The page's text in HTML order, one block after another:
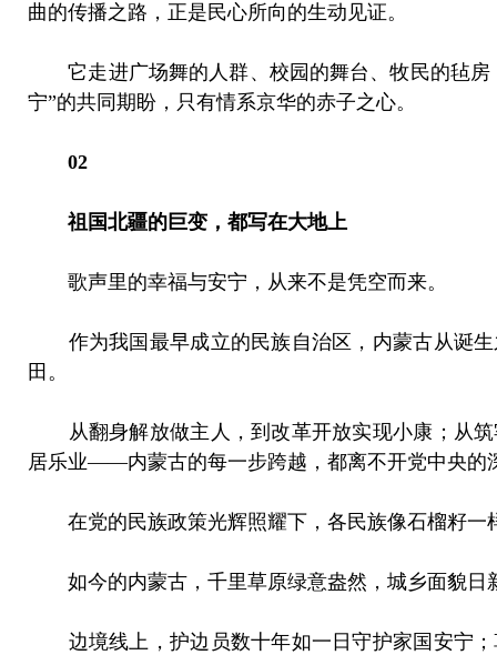
曲的传播之路，正是民心所向的生动见证。
它走进广场舞的人群、校园的舞台、牧民的毡
宁”的共同期盼，只有情系京华的赤子之心。
02
祖国北疆的巨变，都写在大地上
歌声里的幸福与安宁，从来不是凭空而来。
作为我国最早成立的民族自治区，内蒙古从诞
田。
从翻身解放做主人，到改革开放实现小康；从
居乐业——内蒙古的每一步跨越，都离不开党中央的
在党的民族政策光辉照耀下，各民族像石榴籽一
如今的内蒙古，千里草原绿意盎然，城乡面貌
边境线上，护边员数十年如一日守护家国安宁